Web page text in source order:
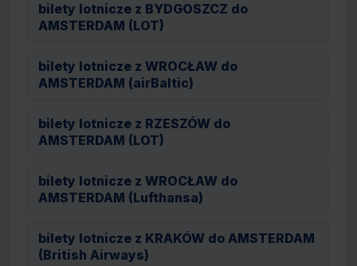
bilety lotnicze z BYDGOSZCZ do
AMSTERDAM (LOT)
bilety lotnicze z WROCŁAW do
AMSTERDAM (airBaltic)
bilety lotnicze z RZESZÓW do
AMSTERDAM (LOT)
bilety lotnicze z WROCŁAW do
AMSTERDAM (Lufthansa)
bilety lotnicze z KRAKÓW do AMSTERDAM
(British Airways)